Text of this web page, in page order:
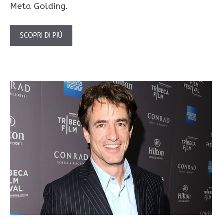
Meta Golding.
SCOPRI DI PIÙ